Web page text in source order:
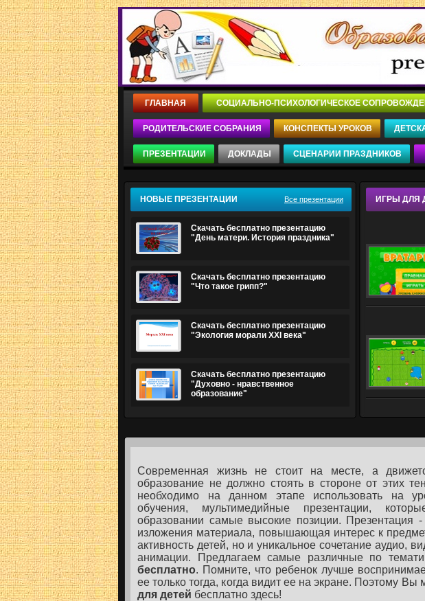
ГЛАВНАЯ СОЦИАЛЬНО-ПСИХОЛОГИЧЕСКОЕ
РОДИТЕЛЬСКИЕ СОБРАНИЯ КОНСПЕКТЫ УРОКОВ
ПРЕЗЕНТАЦИИ ДОКЛАДЫ СЦЕНАРИИ ПРАЗДНИКОВ
НОВЫЕ ПРЕЗЕНТАЦИИ Все презентации
Скачать бесплатно презентацию
"День матери. История праздника"
Скачать бесплатно презентацию
"Что такое грипп?"
Скачать бесплатно презентацию
"Экология морали XXI века"
Скачать бесплатно презентацию
"Духовно - нравственное
образование"
ИГРЫ ДЛЯ
Современная жизнь не стоит на месте, а
образование не должно стоять в стороне от этих
необходимо на данном этапе использовать на
обучения, мультимедийные презентации,
образовании самые высокие позиции. Презентация
изложения материала, повышающая интерес к
активность детей, но и уникальное сочетание аудио,
анимации. Предлагаем самые различные по
бесплатно. Помните, что ребенок лучше
ее только тогда, когда видит ее на экране. Поэтому Вы
для детей бесплатно здесь!